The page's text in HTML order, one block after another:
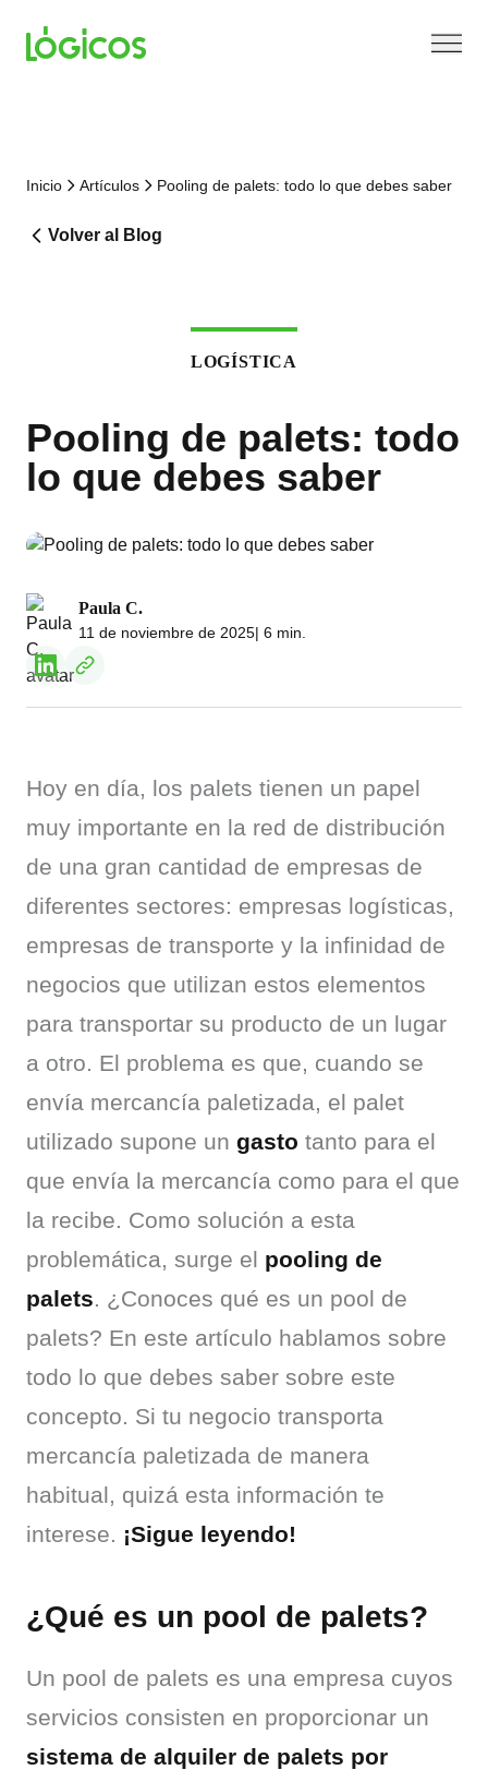
Inicio Artículos Pooling de palets: todo lo que debes saber
Volver al Blog
LOGÍSTICA
Pooling de palets: todo
lo que debes saber
Paula C.
11 de noviembre de 2025| 6 min.
Hoy en día, los palets tienen un papel
muy importante en la red de distribución
de una gran cantidad de empresas de
diferentes sectores: empresas logísticas,
empresas de transporte y la infinidad de
negocios que utilizan estos elementos
para transportar su producto de un lugar
a otro. El problema es que, cuando se
envía mercancía paletizada, el palet
utilizado supone un gasto tanto para el
que envía la mercancía como para el que
la recibe. Como solución a esta
problemática, surge el pooling de
palets. ¿Conoces qué es un pool de
palets? En este artículo hablamos sobre
todo lo que debes saber sobre este
concepto. Si tu negocio transporta
mercancía paletizada de manera
habitual, quizá esta información te
interese. ¡Sigue leyendo!
¿Qué es un pool de palets?
Un pool de palets es una empresa cuyos
sistema de alquiler de palets por